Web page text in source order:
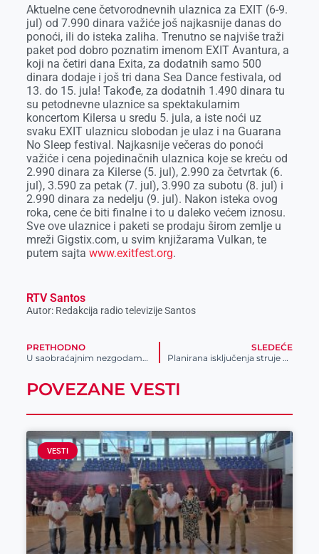
Aktuelne cene četvorodnevnih ulaznica za EXIT (6-9.
jul) od 7.990 dinara važiće još najkasnije danas do
ponoći, ili do isteka zaliha. Trenutno se najviše traži
paket pod dobro poznatim imenom EXIT Avantura, a
koji na četiri dana Exita, za dodatnih samo 500
dinara dodaje i još tri dana Sea Dance festivala, od
13. do 15. jula! Takođe, za dodatnih 1.490 dinara tu
su petodnevne ulaznice sa spektakularnim
koncertom Kilersa u sredu 5. jula, a iste noći uz
svaku EXIT ulaznicu slobodan je ulaz i na Guarana
No Sleep festival. Najkasnije večeras do ponoći
važiće i cena pojedinačnih ulaznica koje se kreću od
2.990 dinara za Kilerse (5. jul), 2.990 za četvrtak (6.
jul), 3.590 za petak (7. jul), 3.990 za subotu (8. jul) i
2.990 dinara za nedelju (9. jul). Nakon isteka ovog
roka, cene će biti finalne i to u daleko većem iznosu.
Sve ove ulaznice i paketi se prodaju širom zemlje u
mreži Gigstix.com, u svim knjižarama Vulkan, te
putem sajta www.exitfest.org.
RTV Santos
Autor: Redakcija radio televizije Santos
PRETHODNO
U saobraćajnim nezgodama dve osobe povređene
SLEDEĆE
Planirana isključenja struje u Zrenjaninu
POVEZANE VESTI
VESTI